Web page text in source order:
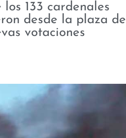
133 cardenales
desde la plaza de
votaciones